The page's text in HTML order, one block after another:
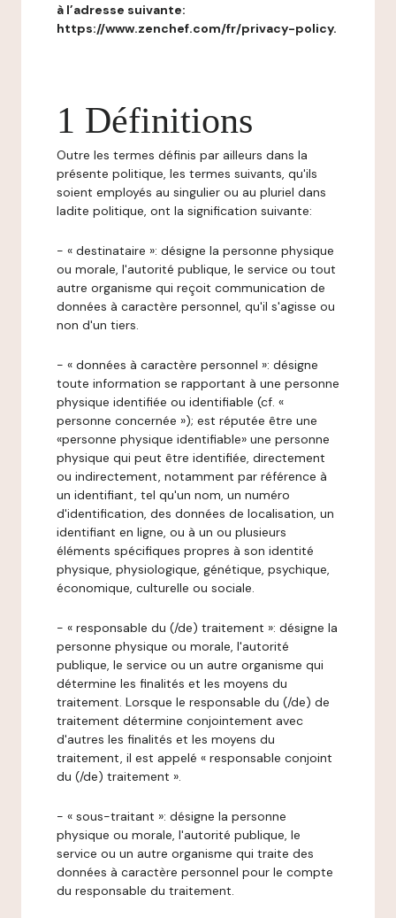
à l’adresse suivante:
https://www.zenchef.com/fr/privacy-policy.
1 Définitions
Outre les termes définis par ailleurs dans la
présente politique, les termes suivants, qu'ils
soient employés au singulier ou au pluriel dans
ladite politique, ont la signification suivante:
- « destinataire »: désigne la personne physique
ou morale, l'autorité publique, le service ou tout
autre organisme qui reçoit communication de
données à caractère personnel, qu'il s'agisse ou
non d'un tiers.
- « données à caractère personnel »: désigne
toute information se rapportant à une personne
physique identifiée ou identifiable (cf. «
personne concernée »); est réputée être une
«personne physique identifiable» une personne
physique qui peut être identifiée, directement
ou indirectement, notamment par référence à
un identifiant, tel qu'un nom, un numéro
d'identification, des données de localisation, un
identifiant en ligne, ou à un ou plusieurs
éléments spécifiques propres à son identité
physique, physiologique, génétique, psychique,
économique, culturelle ou sociale.
- « responsable du (/de) traitement »: désigne la
personne physique ou morale, l'autorité
publique, le service ou un autre organisme qui
détermine les finalités et les moyens du
traitement. Lorsque le responsable du (/de) de
traitement détermine conjointement avec
d'autres les finalités et les moyens du
traitement, il est appelé « responsable conjoint
du (/de) traitement ».
- « sous-traitant »: désigne la personne
physique ou morale, l'autorité publique, le
service ou un autre organisme qui traite des
données à caractère personnel pour le compte
du responsable du traitement.